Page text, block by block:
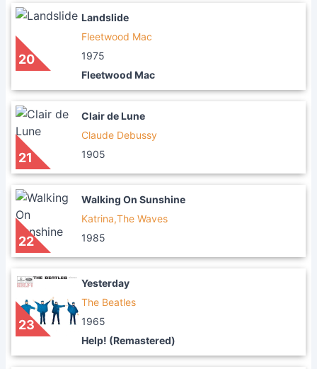
20
Landslide
Fleetwood Mac
1975
Fleetwood Mac
21
Clair de Lune
Claude Debussy
1905
22
Walking On Sunshine
Katrina,The Waves
1985
23
Yesterday
The Beatles
1965
Help! (Remastered)